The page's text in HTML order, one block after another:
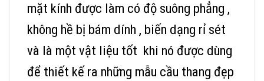
mặt kính được làm có độ suông phẳng ,
không hề bị bám dính , biến dạng rỉ sét
và là một vật liệu tốt khi nó được dùng
để thiết kế ra những mẫu cầu thang đẹp